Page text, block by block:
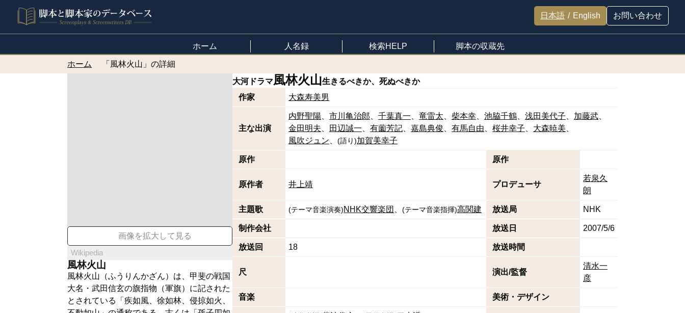
日本語 / English お問い合わせ
ホーム 人名録 検索HELP 脚本の収蔵先
ホーム 「風林火山」の詳細
画像を拡大して見る
Wikipedia
風林火山
風林火山（ふうりんかざん）は、甲斐の戦国
大名・武田信玄の旗指物（軍旗）に記された
とされている「疾如風、徐如林、侵掠如火、
大河ドラマ風林火山生きるべきか、死ぬべきか
作家
大森寿美男
主な出演
内野聖陽 市川亀治郎 千葉真一 竜雷太 柴本幸 池脇千鶴 浅田美代子
加藤武
金田明夫
田辺誠一 有薗芳記 嘉島典俊 有馬自由 桜井幸子
大森暁美
風吹ジュン
(語り )加賀美幸子
原作 原作
原作者 井上靖 プロデューサ
若泉久
朗
主題歌 (テーマ音楽演奏) NHK交響楽団 (テーマ音楽指揮)高関建 放送局 NHK
制作会社 放送日 2007/5/6
放送回 18 放送時間
尺 演出/監督
清水一
彦
音楽 美術・デザイン